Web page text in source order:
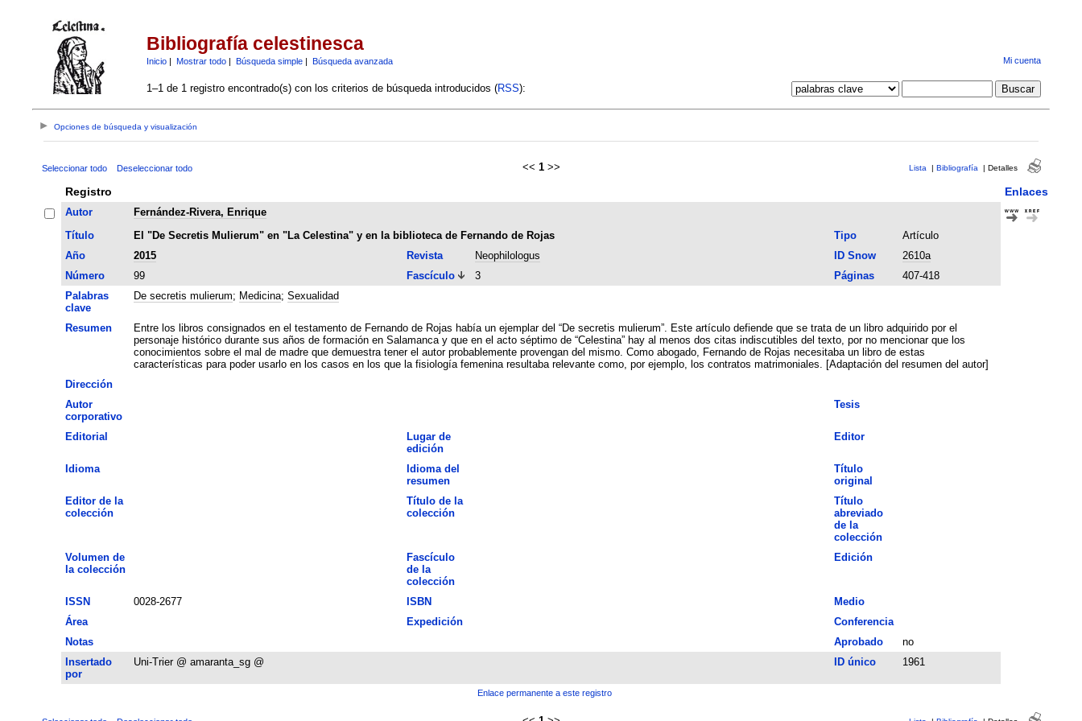
Bibliografía celestinesca
Inicio| Mostrar todo| Búsqueda simple| Búsqueda avanzada Mi cuenta
1–1 de 1 registro encontrado(s) con los criterios de búsqueda introducidos (RSS):
Opciones de búsqueda y visualización
Seleccionar todo Deseleccionar todo << 1 >> Lista | Bibliografía | Detalles
Registro Enlaces
Autor
Fernández-Rivera, Enrique
Título
El "De Secretis Mulierum" en "La Celestina" y en la biblioteca de Fernando de Rojas Tipo
Artículo
Año
2015 Revista Neophilologus ID Snow
2610a
Número
99 Fascículo 3 Páginas
407-418
Palabras
clave
De secretis mulierum; Medicina; Sexualidad
Resumen
Entre los libros consignados en el testamento de Fernando de Rojas había un ejemplar del “De secretis mulierum”. Este artículo defiende que se trata de un libro adquirido por el
personaje histórico durante sus años de formación en Salamanca y que en el acto séptimo de “Celestina” hay al menos dos citas indiscutibles del texto, por no mencionar que los
conocimientos sobre el mal de madre que demuestra tener el autor probablemente provengan del mismo. Como abogado, Fernando de Rojas necesitaba un libro de estas
características para poder usarlo en los casos en los que la fisiología femenina resultaba relevante como, por ejemplo, los contratos matrimoniales. [Adaptación del resumen del autor]
Dirección
Autor
corporativo
Tesis
Editorial
Lugar de
edición
Editor
Idioma
Idioma del
resumen
Título
original
Editor de la
colección
Título de la
colección
Título
abreviado
de la
colección
Volumen de
la colección
Fascículo
de la
colección
Edición
ISSN 0028-2677 ISBN
Medio
Área
Expedición
Conferencia
Notas
Aprobado
no
Insertado
por
Uni-Trier @ amaranta_sg @ ID único 1961
Enlace permanente a este registro